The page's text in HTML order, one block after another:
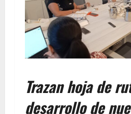
Trazan hoja de
desarrollo de